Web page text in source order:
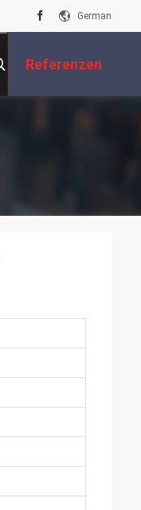
German
Referenzen